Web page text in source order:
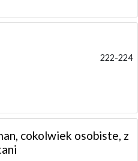
222-224
cokolwiek osobiste, z